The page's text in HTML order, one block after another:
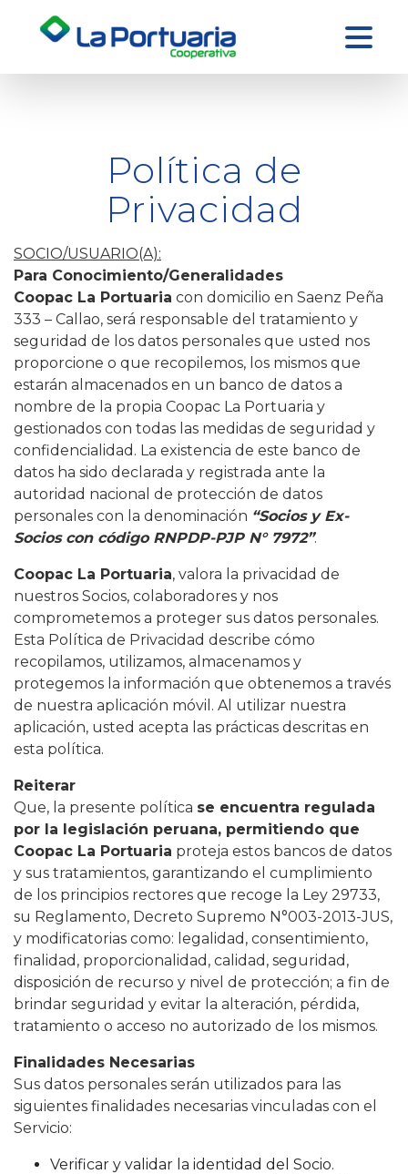
Política de
Privacidad
SOCIO/USUARIO(A):
Para Conocimiento/Generalidades
Coopac La Portuaria con domicilio en Saenz Peña
333 – Callao, será responsable del tratamiento y
seguridad de los datos personales que usted nos
proporcione o que recopilemos, los mismos que
estarán almacenados en un banco de datos a
nombre de la propia Coopac La Portuaria y
gestionados con todas las medidas de seguridad y
confidencialidad. La existencia de este banco de
datos ha sido declarada y registrada ante la
autoridad nacional de protección de datos
personales con la denominación “Socios y Ex-
Socios con código RNPDP-PJP N° 7972”.
Coopac La Portuaria, valora la privacidad de
nuestros Socios, colaboradores y nos
comprometemos a proteger sus datos personales.
Esta Política de Privacidad describe cómo
recopilamos, utilizamos, almacenamos y
protegemos la información que obtenemos a través
de nuestra aplicación móvil. Al utilizar nuestra
aplicación, usted acepta las prácticas descritas en
esta política.
Reiterar
Que, la presente política se encuentra regulada
por la legislación peruana, permitiendo que
Coopac La Portuaria proteja estos bancos de datos
y sus tratamientos, garantizando el cumplimiento
de los principios rectores que recoge la Ley 29733,
su Reglamento, Decreto Supremo N°003-2013-JUS,
y modificatorias como: legalidad, consentimiento,
finalidad, proporcionalidad, calidad, seguridad,
disposición de recurso y nivel de protección; a fin de
brindar seguridad y evitar la alteración, pérdida,
tratamiento o acceso no autorizado de los mismos.
Finalidades Necesarias
Sus datos personales serán utilizados para las
siguientes finalidades necesarias vinculadas con el
Servicio:
Verificar y validar la identidad del Socio.